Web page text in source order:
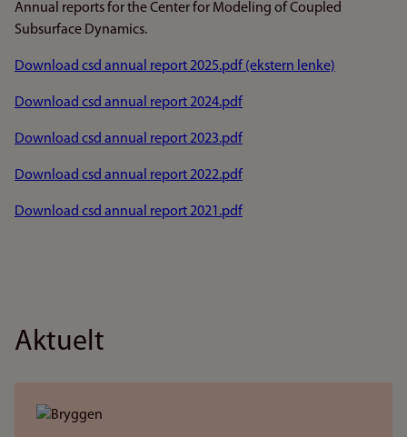
Annual reports for the Center for Modeling of Coupled
Subsurface Dynamics.
Download csd annual report 2025.pdf (ekstern lenke)
Download csd annual report 2024.pdf
Download csd annual report 2023.pdf
Download csd annual report 2022.pdf
Download csd annual report 2021.pdf
Aktuelt